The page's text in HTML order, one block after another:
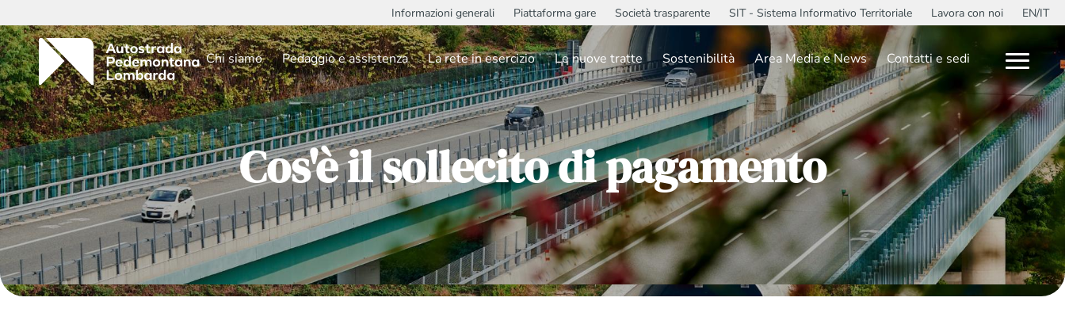
Informazioni generali Piattaforma gare Società trasparente SIT - Sistema Informativo Territoriale Lavora con noi EN/IT
Chi siamo Pedaggio e assistenza La rete in esercizio Le nuove tratte Sostenibilità Area Media e News Contatti e sedi
Cos'è il sollecito di pagamento